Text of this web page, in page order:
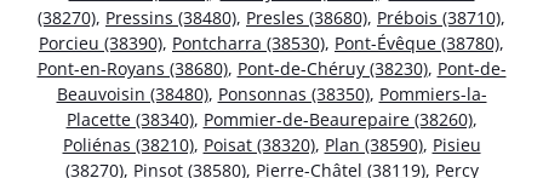
(38270), Pressins (38480), Presles (38680), Prébois (38710),
Porcieu (38390), Pontcharra (38530), Pont-Évêque (38780),
Pont-en-Royans (38680), Pont-de-Chéruy (38230), Pont-de-
Beauvoisin (38480), Ponsonnas (38350), Pommiers-la-
Placette (38340), Pommier-de-Beaurepaire (38260),
Poliénas (38210), Poisat (38320), Plan (38590), Pisieu
(38270), Pinsot (38580), Pierre-Châtel (38119), Percy